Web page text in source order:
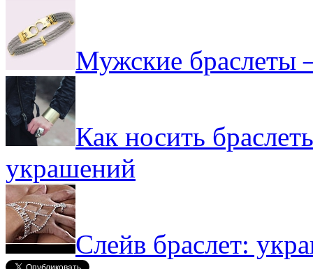
Мужские браслеты
Как носить
украшений
Слейв браслет: